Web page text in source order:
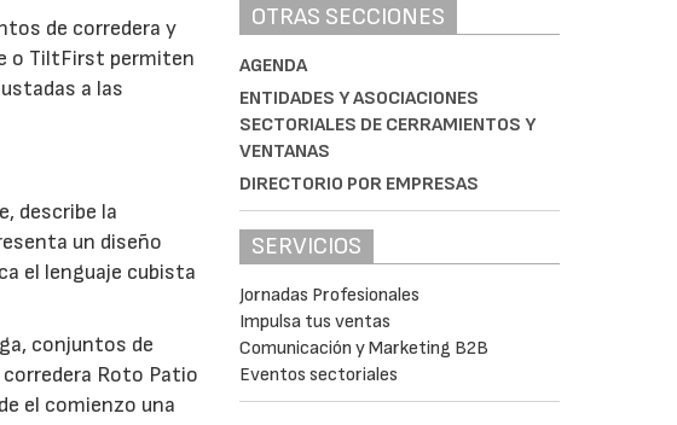
de corredera y
o TiltFirst permiten
a las
describe la
un diseño
el lenguaje cubista
conjuntos de
Roto Patio
el comienzo una
OTRAS SECCIONES
AGENDA
ENTIDADES Y ASOCIACIONES
SECTORIALES DE CERRAMIENTOS Y
VENTANAS
DIRECTORIO POR EMPRESAS
SERVICIOS
Jornadas Profesionales
Impulsa tus ventas
Comunicación y Marketing B2B
Eventos sectoriales